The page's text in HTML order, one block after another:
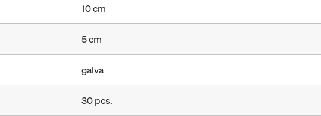
10 cm
5 cm
galva
30 pcs.